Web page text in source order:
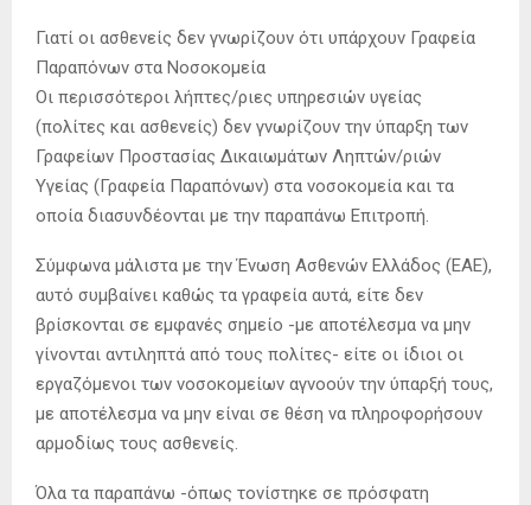
Γιατί οι ασθενείς δεν γνωρίζουν ότι υπάρχουν Γραφεία
Παραπόνων στα Νοσοκομεία
Οι περισσότεροι λήπτες/ριες υπηρεσιών υγείας
(πολίτες και ασθενείς) δεν γνωρίζουν την ύπαρξη των
Γραφείων Προστασίας Δικαιωμάτων Ληπτών/ριών
Υγείας (Γραφεία Παραπόνων) στα νοσοκομεία και τα
οποία διασυνδέονται με την παραπάνω Επιτροπή.
Σύμφωνα μάλιστα με την Ένωση Ασθενών Ελλάδος (ΕΑΕ),
αυτό συμβαίνει καθώς τα γραφεία αυτά, είτε δεν
βρίσκονται σε εμφανές σημείο -με αποτέλεσμα να μην
γίνονται αντιληπτά από τους πολίτες- είτε οι ίδιοι οι
εργαζόμενοι των νοσοκομείων αγνοούν την ύπαρξή τους,
με αποτέλεσμα να μην είναι σε θέση να πληροφορήσουν
αρμοδίως τους ασθενείς.
Όλα τα παραπάνω -όπως τονίστηκε σε πρόσφατη